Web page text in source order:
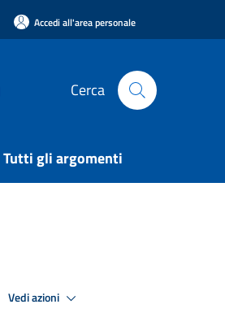
Accedi all'area personale
Cerca
Tutti gli argomenti
Vedi azioni